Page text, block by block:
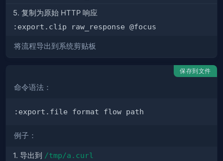
5. 复制为原始 HTTP 响应
:export.clip raw_response @focus
将流程导出到系统剪贴板
保存到文件
命令语法：
例子：
1. 导出到 /tmp/a.curl